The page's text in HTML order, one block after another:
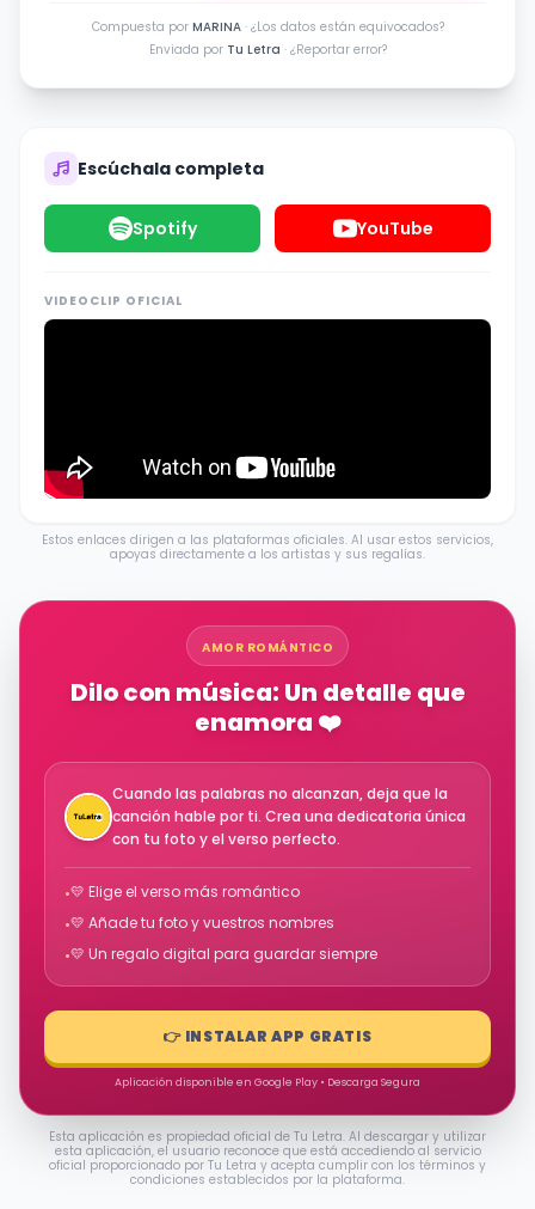
Compuesta por MARINA· ¿Los datos están equivocados?
Enviada por Tu Letra · ¿Reportar error?
Escúchala completa
Spotify YouTube
VIDEOCLIP OFICIAL
Estos enlaces dirigen a las plataformas oficiales. Al usar estos servicios,
apoyas directamente a los artistas y sus regalías.
AMOR ROMÁNTICO
Dilo con música: Un detalle que
enamora ❤️
Cuando las palabras no alcanzan, deja que la
canción hable por ti. Crea una dedicatoria única
con tu foto y el verso perfecto.
•💛 Elige el verso más romántico
•💛 Añade tu foto y vuestros nombres
•💛 Un regalo digital para guardar siempre
👉 INSTALAR APP GRATIS
Aplicación disponible en Google Play • Descarga Segura
Esta aplicación es propiedad oficial de Tu Letra. Al descargar y utilizar
esta aplicación, el usuario reconoce que está accediendo al servicio
oficial proporcionado por Tu Letra y acepta cumplir con los términos y
condiciones establecidos por la plataforma.